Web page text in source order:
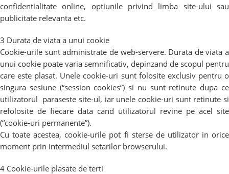
confidentialitate online, optiunile privind limba site-ului sau
publicitate relevanta etc.
3 Durata de viata a unui cookie
Cookie-urile sunt administrate de web-servere. Durata de viata a
unui cookie poate varia semnificativ, depinzand de scopul pentru
care este plasat. Unele cookie-uri sunt folosite exclusiv pentru o
singura sesiune (“session cookies”) si nu sunt retinute dupa ce
utilizatorul paraseste site-ul, iar unele cookie-uri sunt retinute si
refolosite de fiecare data cand utilizatorul revine pe acel site
(“cookie-uri permanente”).
Cu toate acestea, cookie-urile pot fi sterse de utilizator in orice
moment prin intermediul setarilor browserului.
4 Cookie-urile plasate de terti